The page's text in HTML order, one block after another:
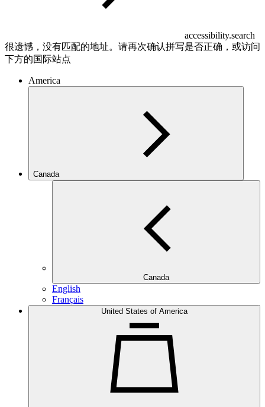
accessibility.search
很遗憾，没有匹配的地址。请再次确认拼写是否正确，或访问
下方的国际站点
America
Canada
Canada
English
Français
United States of America